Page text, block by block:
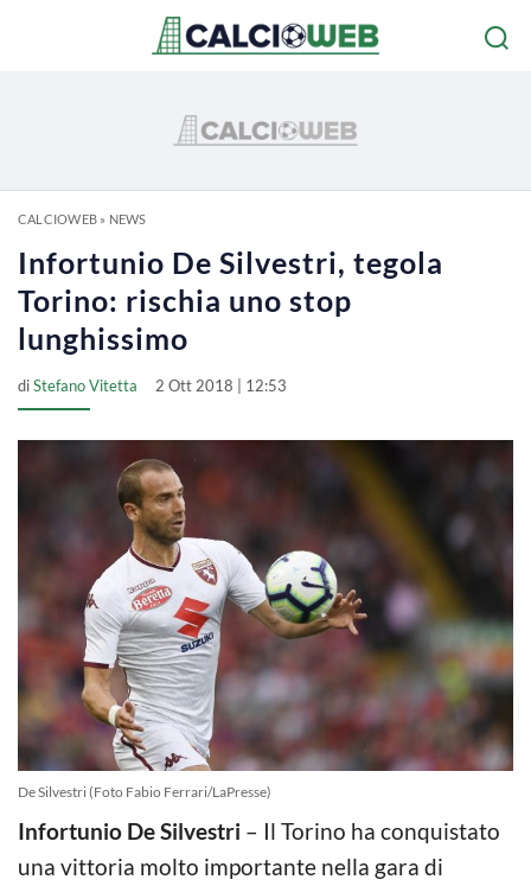
CALCIOWEB» NEWS
Infortunio De Silvestri, tegola
Torino: rischia uno stop
lunghissimo
diStefano Vitetta 2 Ott 2018 | 12:53
De Silvestri (Foto Fabio Ferrari/LaPresse)
Infortunio De Silvestri – Il Torino ha conquistato
una vittoria molto importante nella gara di